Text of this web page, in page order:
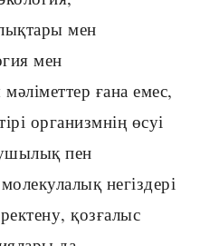
мен
мен
ғана емес,
организмнің өсуі
пен
негіздері
қозғалыс